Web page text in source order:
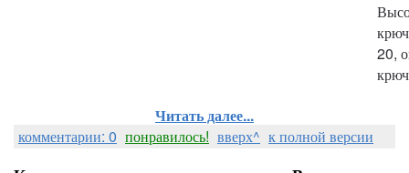
20,
Читать далее...
комментарии: 0 понравилось! вверх^ к полной версии